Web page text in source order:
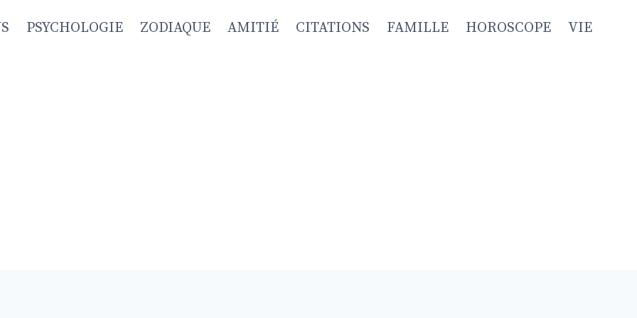
PSYCHOLOGIE ZODIAQUE AMITIÉ CITATIONS FAMILLE HOROSCOPE VIE